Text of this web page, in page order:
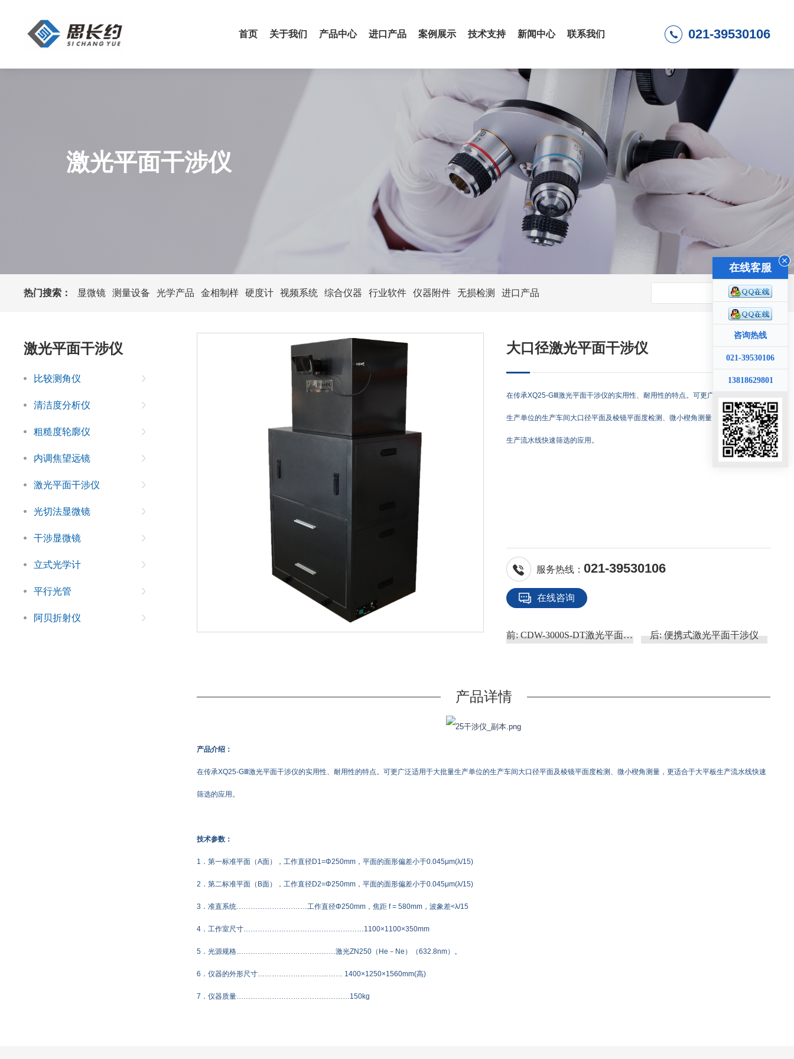
021-39530106
首页 关于我们 产品中心 进口产品 案例展示 技术支持 新闻中心 联系我们
激光平面干涉仪
热门搜索： 显微镜 测量设备 光学产品 金相制样 硬度计 视频系统 综合仪器 行业软件 仪器附件 无损检测 进口产品
大口径激光平面干涉仪
在传承XQ25-GⅢ激光平面干涉仪的实用性、耐用性的特点。可更广泛适用于大批量
生产单位的生产车间大口径平面及棱镜平面度检测、微小楔角测量，更适合于大平板
生产流水线快速筛选的应用。
服务热线：021-39530106
在线咨询
前:CDW-3000S-DT激光平面干涉仪 后:便携式激光平面干涉仪
产品详情
产品介绍：
在传承XQ25-GⅢ激光平面干涉仪的实用性、耐用性的特点。可更广泛适用于大批量生产单位的生产车间大口径平面及棱镜平面度检测、微小楔角测量，更适合于大平板生产流水线快速
筛选的应用。
技术参数：
1．第一标准平面（A面），工作直径D1=Φ250mm，平面的面形偏差小于0.045μm(λ/15)
2．第二标准平面（B面），工作直径D2=Φ250mm，平面的面形偏差小于0.045μm(λ/15)
3．准直系统…………………………工作直径Φ250mm，焦距 f = 580mm，波象差<λ/15
4．工作室尺寸……………………………………………1100×1100×350mm
5．光源规格……………………………………激光ZN250（He－Ne）（632.8nm）。
6．仪器的外形尺寸……………………………… 1400×1250×1560mm(高)
7．仪器质量…………………………………………150kg
激光平面干涉仪
比较测角仪
清洁度分析仪
粗糙度轮廓仪
内调焦望远镜
激光平面干涉仪
光切法显微镜
干涉显微镜
立式光学计
平行光管
阿贝折射仪
在线客服
咨询热线
021-39530106
13818629801